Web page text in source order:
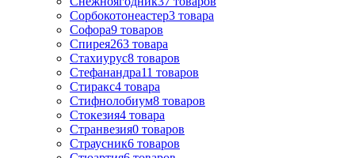
Сорбокотонеастер3 товара
Софора9 товаров
Спирея263 товара
Стахиурус8 товаров
Стефанандра11 товаров
Стиракс4 товара
Стифнолобиум8 товаров
Стокезия4 товара
Странвезия0 товаров
Страусник6 товаров